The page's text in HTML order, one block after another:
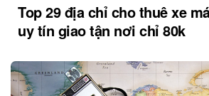
Top 29 địa chỉ cho thuê xe
uy tín giao tận nơi chỉ 80k